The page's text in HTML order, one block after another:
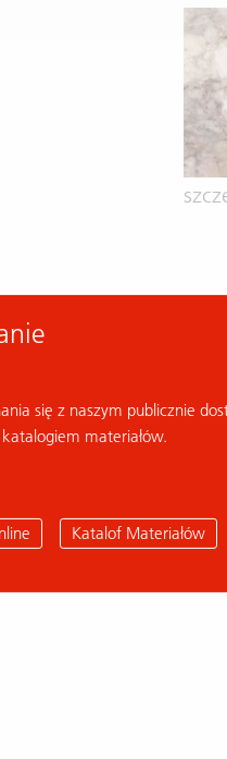
się z naszym publicznie
materiałów.
Katalof Materiałów